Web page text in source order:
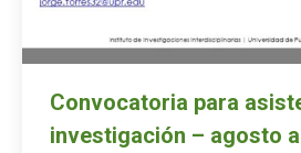
Convocatoria para
investigación – agosto